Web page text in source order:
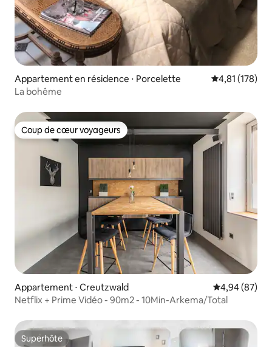
Appartement en résidence ⋅ Porcelette Évaluation
4,81 (178)
La bohême
Coup de cœur voyageurs
Coup de cœur voyageurs
Appartement ⋅ Creutzwald Évaluation
4,94 (87)
Netflix + Prime Vidéo - 90m2 - 10Min-Arkema/Total
Superhôte
Superhôte